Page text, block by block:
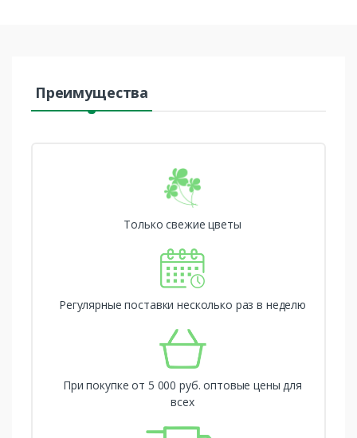
Преимущества
Только свежие цветы
Регулярные поставки несколько раз в неделю
При покупке от 5 000 руб. оптовые цены для
всех